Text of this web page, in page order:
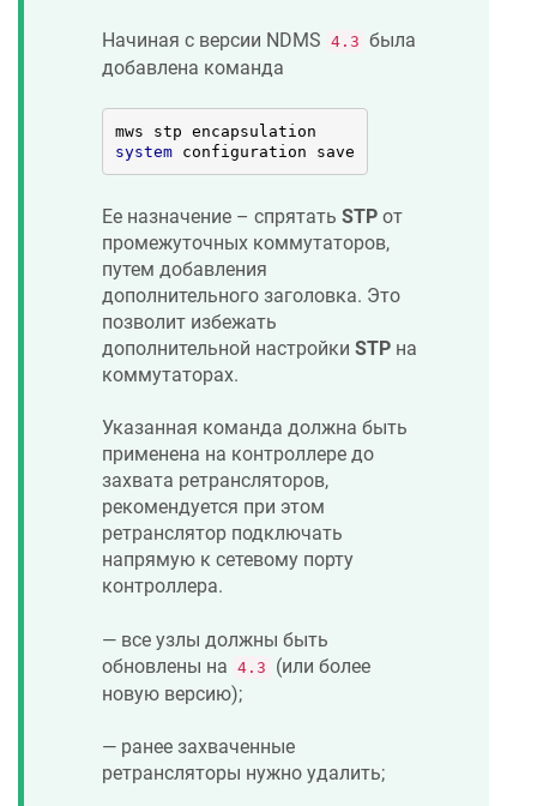
Начиная с версии NDMS 4.3 была
добавлена команда
system configuration save
Ее назначение – спрятать STP от
промежуточных коммутаторов,
путем добавления
дополнительного заголовка. Это
позволит избежать
дополнительной настройки STP на
коммутаторах.
Указанная команда должна быть
применена на контроллере до
захвата ретрансляторов,
рекомендуется при этом
ретранслятор подключать
напрямую к сетевому порту
контроллера.
— все узлы должны быть
обновлены на 4.3
(или более
новую версию);
— ранее захваченные
ретрансляторы нужно удалить;